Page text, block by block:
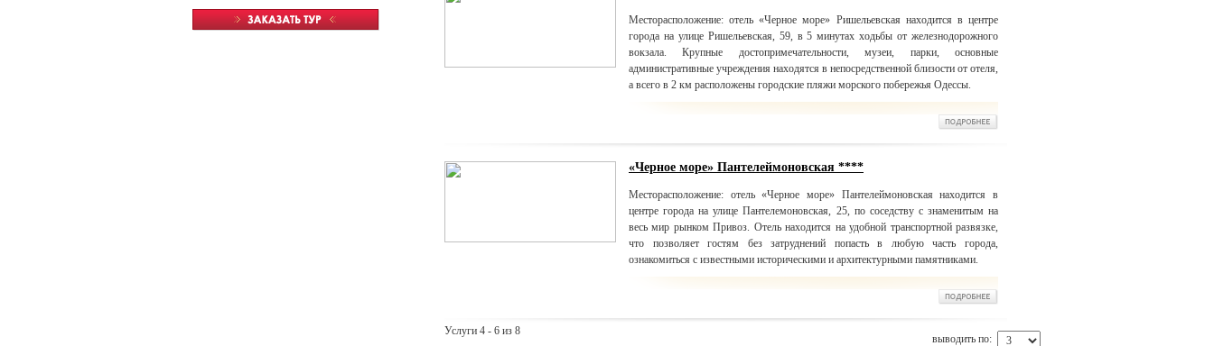
Месторасположение: отель «Черное море» Ришельевская находится в центре
города на улице Ришельевская, 59, в 5 минутах ходьбы от железнодорожного
вокзала. Крупные достопримечательности, музеи, парки, основные
административные учреждения находятся в непосредственной близости от отеля,
а всего в 2 км расположены городские пляжи морского побережья Одессы.
«Черное море» Пантелеймоновская ****
Месторасположение: отель «Черное море» Пантелеймоновская находится в
центре города на улице Пантелемоновская, 25, по соседству с знаменитым на
весь мир рынком Привоз. Отель находится на удобной транспортной развязке,
что позволяет гостям без затруднений попасть в любую часть города,
ознакомиться с известными историческими и архитектурными памятниками.
Услуги 4 - 6 из 8
выводить по: